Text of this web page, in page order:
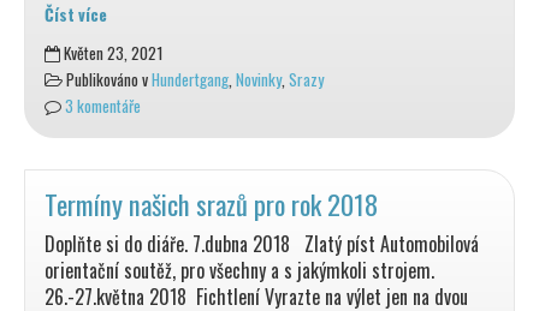
Číst více
AOS
pro
širokou
veřejnost
v
rámci
srazu
Hundertgang
2021
Květen 23, 2021
Publikováno vHundertgang Novinky, Srazy
3 komentáře
Termíny našich srazů pro rok 2018
Doplňte si do diáře. 7.dubna 2018 Zlatý píst Automobilová
orientační soutěž, pro všechny a s jakýmkoli strojem.
26.-27.května 2018 Fichtlení Vyrazte na výlet jen na dvou